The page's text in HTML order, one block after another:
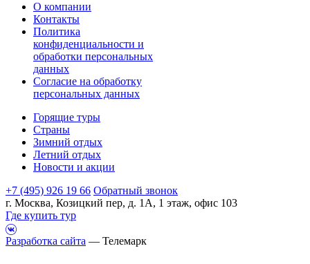
О компании
Контакты
Политика
конфиденциальности и
обработки персональных
данных
Согласие на обработку
персональных данных
Горящие туры
Страны
Зимний отдых
Летний отдых
Новости и акции
+7 (495) 926 19 66 Обратный звонок
г. Москва, Козицкий пер, д. 1А, 1 этаж, офис 103
Где купить тур
Разработка сайта — Телемарк